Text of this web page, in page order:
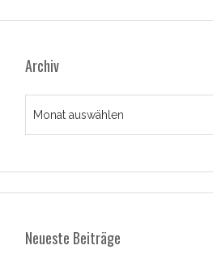
Archiv
Neueste Beiträge